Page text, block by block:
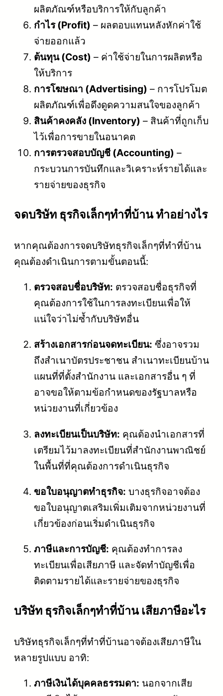
ผลิตภัณฑ์หรือบริการให้กับลูกค้า
กำไร (Profit) – ผลตอบแทนหลังหักค่าใช้
จ่ายออกแล้ว
ต้นทุน (Cost) – ค่าใช้จ่ายในการผลิตหรือ
ให้บริการ
การโฆษณา (Advertising) – การโปรโมต
ผลิตภัณฑ์เพื่อดึงดูดความสนใจของลูกค้า
สินค้าคงคลัง (Inventory) – สินค้าที่ถูกเก็บ
ไว้เพื่อการขายในอนาคต
การตรวจสอบบัญชี (Accounting) –
กระบวนการบันทึกและวิเคราะห์รายได้และ
รายจ่ายของธุรกิจ
จดบริษัท ธุรกิจเล็กๆทําที่บ้าน ทำอย่างไร
หากคุณต้องการจดบริษัทธุรกิจเล็กๆที่ทำที่บ้าน
คุณต้องดำเนินการตามขั้นตอนนี้:
ตรวจสอบชื่อบริษัท: ตรวจสอบชื่อธุรกิจที่
คุณต้องการใช้ในการลงทะเบียนเพื่อให้
แน่ใจว่าไม่ซ้ำกับบริษัทอื่น
สร้างเอกสารก่อนจดทะเบียน: ซึ่งอาจรวม
ถึงสำเนาบัตรประชาชน สำเนาทะเบียนบ้าน
แผนที่ที่ตั้งสำนักงาน และเอกสารอื่น ๆ ที่
อาจขอให้ตามข้อกำหนดของรัฐบาลหรือ
หน่วยงานที่เกี่ยวข้อง
ลงทะเบียนเป็นบริษัท: คุณต้องนำเอกสารที่
เตรียมไว้มาลงทะเบียนที่สำนักงานพาณิชย์
ในพื้นที่ที่คุณต้องการดำเนินธุรกิจ
ขอใบอนุญาตทำธุรกิจ: บางธุรกิจอาจต้อง
ขอใบอนุญาตเสริมเพิ่มเติมจากหน่วยงานที่
เกี่ยวข้องก่อนเริ่มดำเนินธุรกิจ
ภาษีและการบัญชี: คุณต้องทำการลง
ทะเบียนเพื่อเสียภาษี และจัดทำบัญชีเพื่อ
ติดตามรายได้และรายจ่ายของธุรกิจ
บริษัท ธุรกิจเล็กๆทําที่บ้าน เสียภาษีอะไร
บริษัทธุรกิจเล็กๆที่ทำที่บ้านอาจต้องเสียภาษีใน
หลายรูปแบบ อาทิ:
ภาษีเงินได้บุคคลธรรมดา: นอกจากเสีย